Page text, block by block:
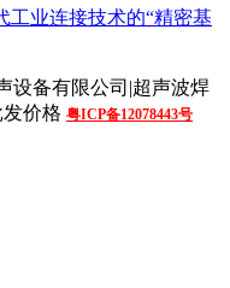
工业连接技术的“精密基
设备有限公司|超声波焊
价格 粤ICP备12078443号